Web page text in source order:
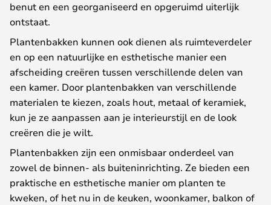
benut en een georganiseerd en opgeruimd uiterlijk
ontstaat.
Plantenbakken kunnen ook dienen als ruimteverdeler
en op een natuurlijke en esthetische manier een
afscheiding creëren tussen verschillende delen van
een kamer. Door plantenbakken van verschillende
materialen te kiezen, zoals hout, metaal of keramiek,
kun je ze aanpassen aan je interieurstijl en de look
creëren die je wilt.
Plantenbakken zijn een onmisbaar onderdeel van
zowel de binnen- als buiteninrichting. Ze bieden een
praktische en esthetische manier om planten te
kweken, of het nu in de keuken, woonkamer, balkon of